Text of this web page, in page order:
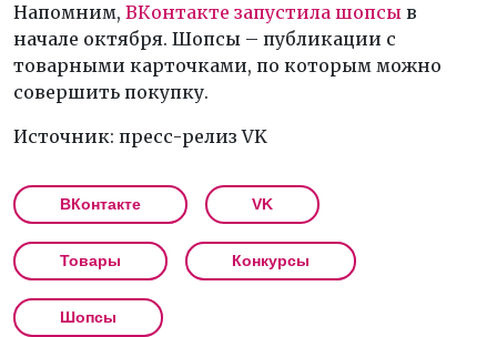
Напомним, ВКонтакте запустила шопсы в
начале октября. Шопсы – публикации с
товарными карточками, по которым можно
совершить покупку.
Источник: пресс-релиз VK
ВКонтакте VK
Товары Конкурсы
Шопсы